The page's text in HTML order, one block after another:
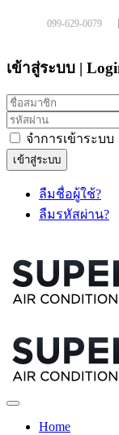
099-629-0079
เข้าสู่ระบบ |
จำการเข้าระบบ
เข้าสู่ระบบ
ลืมชื่อผู้ใช้?
ลืมรหัสผ่าน?
Home